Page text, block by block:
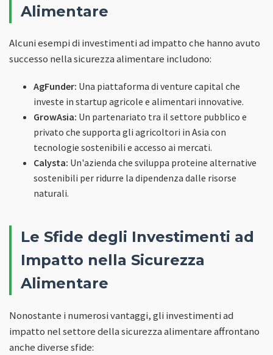
Alimentare
Alcuni esempi di investimenti ad impatto che hanno avuto
successo nella sicurezza alimentare includono:
AgFunder: Una piattaforma di venture capital che
investe in startup agricole e alimentari innovative.
GrowAsia: Un partenariato tra il settore pubblico e
privato che supporta gli agricoltori in Asia con
tecnologie sostenibili e accesso ai mercati.
Calysta: Un'azienda che sviluppa proteine alternative
sostenibili per ridurre la dipendenza dalle risorse
naturali.
Le Sfide degli Investimenti ad
Impatto nella Sicurezza
Alimentare
Nonostante i numerosi vantaggi, gli investimenti ad
impatto nel settore della sicurezza alimentare affrontano
anche diverse sfide: